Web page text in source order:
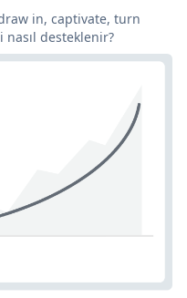
in, captivate, turn
nasıl desteklenir?